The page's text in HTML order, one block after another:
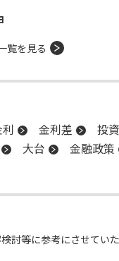
覧を見る
金利差 投資
大台 金融政策
討等に参考にさせていた